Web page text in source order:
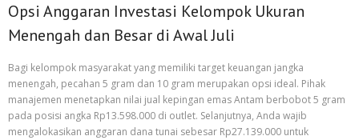
Opsi Anggaran Investasi Kelompok Ukuran
Menengah dan Besar di Awal Juli
Bagi kelompok masyarakat yang memiliki target keuangan jangka
menengah, pecahan 5 gram dan 10 gram merupakan opsi ideal. Pihak
manajemen menetapkan nilai jual kepingan emas Antam berbobot 5 gram
pada posisi angka Rp13.598.000 di outlet. Selanjutnya, Anda wajib
mengalokasikan anggaran dana tunai sebesar Rp27.139.000 untuk